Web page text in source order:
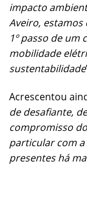
impacto
Aveiro,
1º passo de
mobilidade
sustentabilidade
Acrescentou
de desafiante,
compromisso
particular com a
presentes há